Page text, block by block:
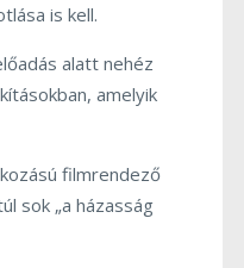
is kell.
alatt nehéz
amelyik
filmrendező
sok „a házasság